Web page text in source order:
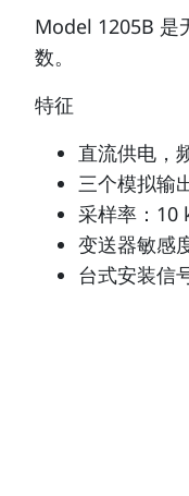
Model 1205B 是
数。
特征
直流供电，
三个模拟输
采样率：10
变送器敏感
台式安装信